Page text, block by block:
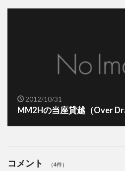
2012/10/31
MM2Hの当座貸越（Over
コメント （4件）